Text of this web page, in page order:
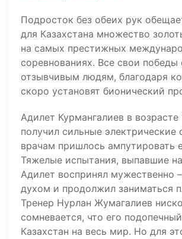
Подросток без обеих рук
для Казахстана множество
на самых престижных
соревнованиях. Все свои победы
отзывчивым людям, благодаря
скоро установят бионический
Адилет Курмангалиев в возрасте
получил сильные электрические
врачам пришлось ампутировать
Тяжелые испытания, выпавшие
Адилет воспринял мужественно
духом и продолжил заниматься
Тренер Нурлан Жумагалиев
сомневается, что его
Казахстан на весь мир. Но для